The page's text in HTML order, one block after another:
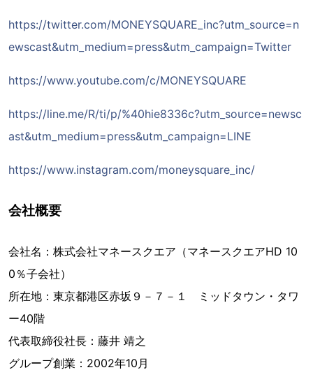
https://twitter.com/MONEYSQUARE_inc?utm_source=n
ewscast&utm_medium=press&utm_campaign=Twitter
https://www.youtube.com/c/MONEYSQUARE
https://line.me/R/ti/p/%40hie8336c?utm_source=newsc
ast&utm_medium=press&utm_campaign=LINE
https://www.instagram.com/moneysquare_inc/
会社概要
会社名：株式会社マネースクエア（マネースクエアHD 10
0％子会社）
所在地：東京都港区赤坂９－７－１ ミッドタウン・タワ
ー40階
代表取締役社長：藤井 靖之
グループ創業：2002年10月